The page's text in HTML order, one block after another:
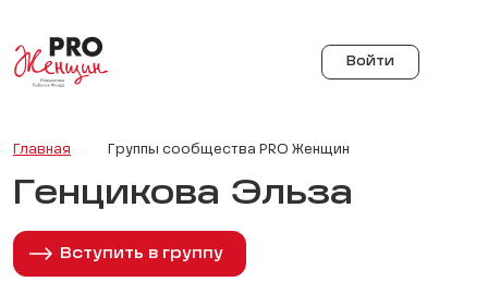
Войти
Главная Группы сообщества PRO Женщин
Генцикова Эльза
Вступить в группу